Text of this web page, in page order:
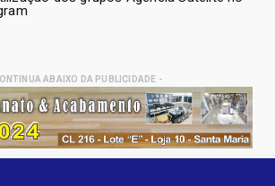
ABAIXO DA PUBLICIDADE -